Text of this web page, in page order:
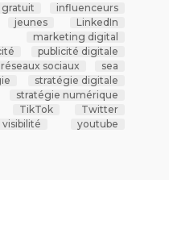
gratuit
influenceurs
jeunes
LinkedIn
marketing digital
publicité digitale
réseaux sociaux
sea
stratégie digitale
stratégie numérique
TikTok
Twitter
visibilité
youtube